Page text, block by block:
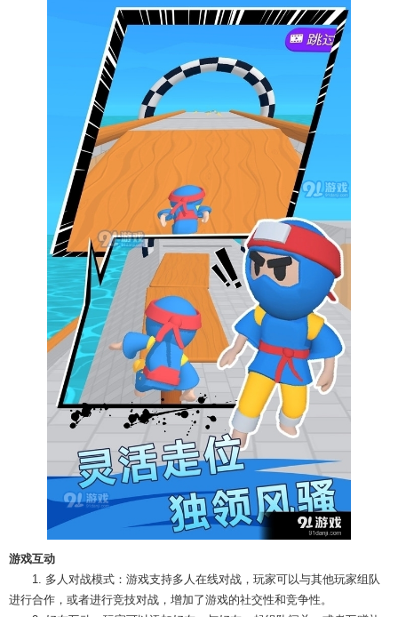
游戏互动
1. 多人对战模式：游戏支持多人在线对战，玩家可以与其他玩家组队
进行合作，或者进行竞技对战，增加了游戏的社交性和竞争性。